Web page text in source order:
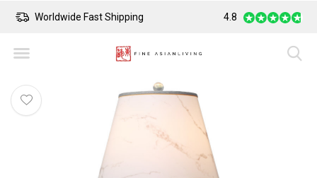
Worldwide Fast Shipping Safe Payment
4.8